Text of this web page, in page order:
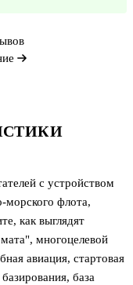
с устройством
морского флота,
как выглядят
многоцелевой
авиация, стартовая
база